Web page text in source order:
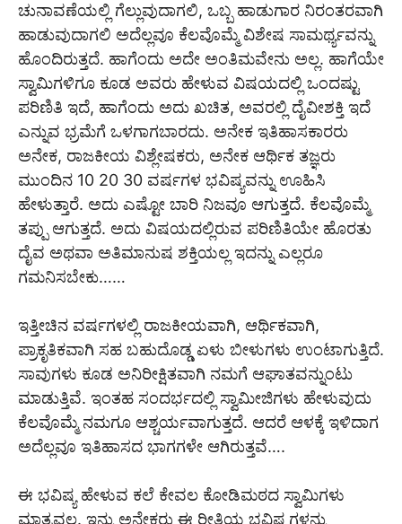
ಚುನಾವಣೆಯಲ್ಲಿ ಗೆಲ್ಲುವುದಾಗಲಿ, ಒಬ್ಬ ಹಾಡುಗಾರ ನಿರಂತರವಾಗಿ
ಹಾಡುವುದಾಗಲಿ ಅದೆಲ್ಲವೂ ಕೆಲವೊಮ್ಮೆ ವಿಶೇಷ ಸಾಮರ್ಥ್ಯವನ್ನು
ಹೊಂದಿರುತ್ತದೆ. ಹಾಗೆಂದು ಅದೇ ಅಂತಿಮವೇನು ಅಲ್ಲ. ಹಾಗೆಯೇ
ಸ್ವಾಮಿಗಳಿಗೂ ಕೂಡ ಅವರು ಹೇಳುವ ವಿಷಯದಲ್ಲಿ ಒಂದಷ್ಟು
ಪರಿಣಿತಿ ಇದೆ, ಹಾಗೆಂದು ಅದು ಖಚಿತ, ಅವರಲ್ಲಿ ದೈವೀಶಕ್ತಿ ಇದೆ
ಎನ್ನುವ ಭ್ರಮೆಗೆ ಒಳಗಾಗಬಾರದು. ಅನೇಕ ಇತಿಹಾಸಕಾರರು
ಅನೇಕ, ರಾಜಕೀಯ ವಿಶ್ಲೇಷಕರು, ಅನೇಕ ಆರ್ಥಿಕ ತಜ್ಞರು
ಮುಂದಿನ 10 20 30 ವರ್ಷಗಳ ಭವಿಷ್ಯವನ್ನು ಊಹಿಸಿ
ಹೇಳುತ್ತಾರೆ. ಅದು ಎಷ್ಟೋ ಬಾರಿ ನಿಜವೂ ಆಗುತ್ತದೆ. ಕೆಲವೊಮ್ಮೆ
ತಪ್ಪು ಆಗುತ್ತದೆ. ಅದು ವಿಷಯದಲ್ಲಿರುವ ಪರಿಣಿತಿಯೇ ಹೊರತು
ದೈವ ಅಥವಾ ಅತಿಮಾನುಷ ಶಕ್ತಿಯಲ್ಲ ಇದನ್ನು ಎಲ್ಲರೂ
ಗಮನಿಸಬೇಕು……
ಇತ್ತೀಚಿನ ವರ್ಷಗಳಲ್ಲಿ ರಾಜಕೀಯವಾಗಿ, ಆರ್ಥಿಕವಾಗಿ,
ಪ್ರಾಕೃತಿಕವಾಗಿ ಸಹ ಬಹುದೊಡ್ಡ ಏಳು ಬೀಳುಗಳು ಉಂಟಾಗುತ್ತಿದೆ.
ಸಾವುಗಳು ಕೂಡ ಅನಿರೀಕ್ಷಿತವಾಗಿ ನಮಗೆ ಆಘಾತವನ್ನುಂಟು
ಮಾಡುತ್ತಿವೆ. ಇಂತಹ ಸಂದರ್ಭದಲ್ಲಿ ಸ್ವಾಮೀಜಿಗಳು ಹೇಳುವುದು
ಕೆಲವೊಮ್ಮೆ ನಮಗೂ ಆಶ್ಚರ್ಯವಾಗುತ್ತದೆ. ಆದರೆ ಆಳಕ್ಕೆ ಇಳಿದಾಗ
ಅದೆಲ್ಲವೂ ಇತಿಹಾಸದ ಭಾಗಗಳೇ ಆಗಿರುತ್ತವೆ….
ಈ ಭವಿಷ್ಯ ಹೇಳುವ ಕಲೆ ಕೇವಲ ಕೋಡಿಮಠದ ಸ್ವಾಮಿಗಳು
ಮಾತ್ರವಲ್ಲ. ಇನ್ನು ಅನೇಕರು ಈ ರೀತಿಯ ಭವಿಷ್ಯಗಳನ್ನು